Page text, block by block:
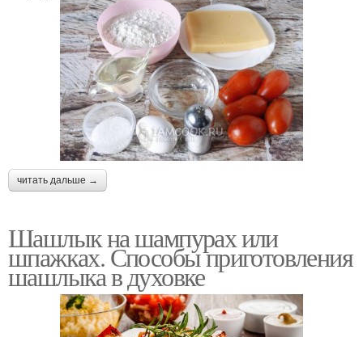
читать дальше →
Шашлык на шампурах или
шпажках. Способы приготовления
шашлыка в духовке